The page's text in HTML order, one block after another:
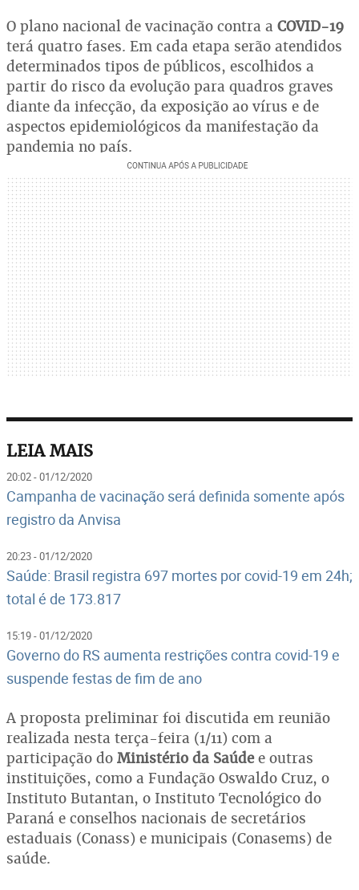
O plano nacional de vacinação contra a COVID-19
terá quatro fases. Em cada etapa serão atendidos
determinados tipos de públicos, escolhidos a
partir do risco da evolução para quadros graves
diante da infecção, da exposição ao vírus e de
aspectos epidemiológicos da manifestação da
pandemia no país.
LEIA MAIS
20:02 - 01/12/2020
Campanha de vacinação será definida somente após
registro da Anvisa
20:23 - 01/12/2020
Saúde: Brasil registra 697 mortes por covid-19 em 24h;
total é de 173.817
15:19 - 01/12/2020
Governo do RS aumenta restrições contra covid-19 e
suspende festas de fim de ano
A proposta preliminar foi discutida em reunião
realizada nesta terça-feira (1/11) com a
participação do Ministério da Saúdee outras
instituições, como a Fundação Oswaldo Cruz, o
Instituto Butantan, o Instituto Tecnológico do
Paraná e conselhos nacionais de secretários
estaduais (Conass) e municipais (Conasems) de
saúde.